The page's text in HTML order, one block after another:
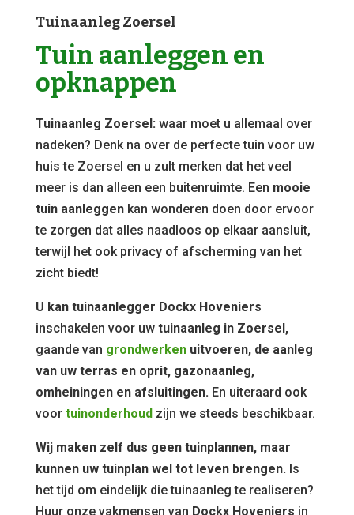
Tuinaanleg Zoersel
Tuin aanleggen en
opknappen
Tuinaanleg Zoersel:waar moet u allemaal over
nadeken? Denk na over de perfecte tuin voor uw
huis te Zoersel en u zult merken dat het veel
meer is dan alleen een buitenruimte. Een mooie
tuin aanleggenkan wonderen doen door ervoor
te zorgen dat alles naadloos op elkaar aansluit,
terwijl het ook privacy of afscherming van het
zicht biedt!
U kan tuinaanlegger Dockx Hoveniers
inschakelen voor uwtuinaanleg in Zoersel,
gaande van grondwerkenuitvoeren, de aanleg
van uw terras en oprit, gazonaanleg,
omheiningen en afsluitingen. En uiteraard ook
voor tuinonderhoudzijn we steeds beschikbaar.
Wij maken zelf dus geen tuinplannen, maar
kunnen uw tuinplan wel tot leven brengen. Is
het tijd om eindelijk die tuinaanleg te realiseren?
Huur onze vakmensen van Dockx Hoveniers in